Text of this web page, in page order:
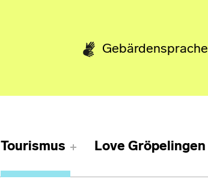
Gebärdensprache
Tourismus Love Gröpelingen